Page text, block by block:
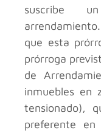
suscribe
que esta
prórroga
de
inmuebles en
tensionado),
preferente